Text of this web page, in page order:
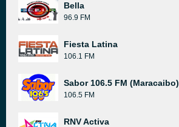
Bella
96.9 FM
Fiesta Latina
106.1 FM
Sabor 106.5 FM (Maracaibo)
106.5 FM
RNV Activa